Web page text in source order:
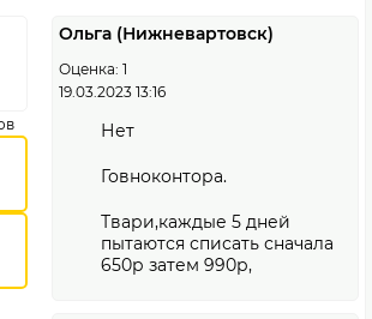
Ольга (Нижневартовск)
Оценка: 1
19.03.2023 13:16
Нет
Говноконтора.
Твари,каждые 5 дней
пытаются списать сначала
650р затем 990р,